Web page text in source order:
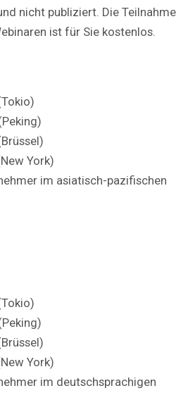
nicht publiziert. Die Teilnahme
ist für Sie kostenlos.
York)
im asiatisch-pazifischen
York)
im deutschsprachigen